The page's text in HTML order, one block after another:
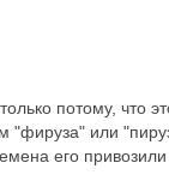
потому, что
"фируза" или
его